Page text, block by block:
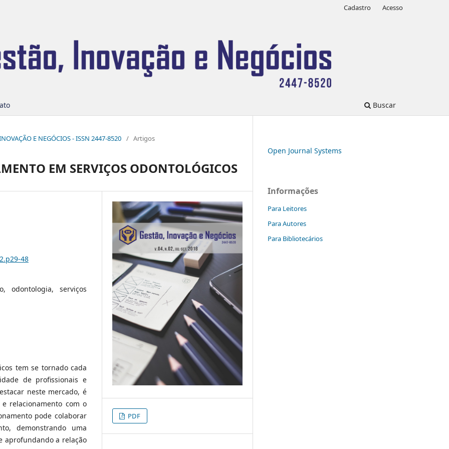
Buscar
Cadastro Acesso
E NEGÓCIOS - ISSN 2447-8520 / Artigos
EM SERVIÇOS ODONTOLÓGICOS
48
odontologia, serviços
tem se tornado cada
de profissionais e
neste mercado, é
relacionamento com o
pode colaborar
demonstrando uma
aprofundando a relação
PDF
Open Journal Systems
Informações
Para Leitores
Para Autores
Para Bibliotecários